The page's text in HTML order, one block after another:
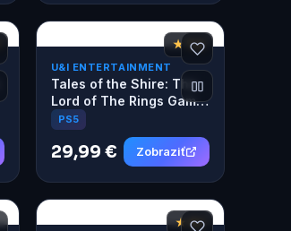
★ 7,2
U&I ENTERTAINMENT
Tales of the Shire: The
Lord of The Rings Game
(PS5)
PS5
29,99 € Zobraziť
★ 8,1